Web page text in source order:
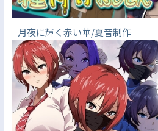
月夜に輝く赤い華/夏音制作